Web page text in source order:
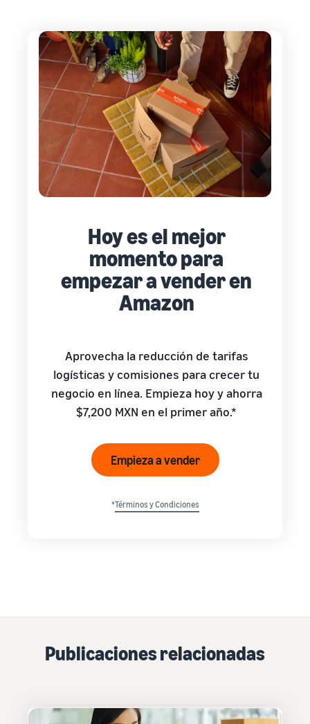
Hoy es el mejor
momento para
empezar a vender en
Amazon
Aprovecha la reducción de tarifas
logísticas y comisiones para crecer tu
negocio en línea. Empieza hoy y ahorra
$7,200 MXN en el primer año.*
Empieza a vender
*Términos y Condiciones
Publicaciones relacionadas